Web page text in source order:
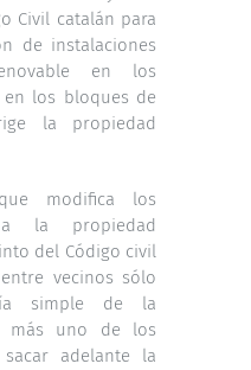
Civil catalán para
de instalaciones
en los
los bloques de
la propiedad
modifica los
la propiedad
del Código civil
vecinos sólo
simple de la
más uno de los
adelante la